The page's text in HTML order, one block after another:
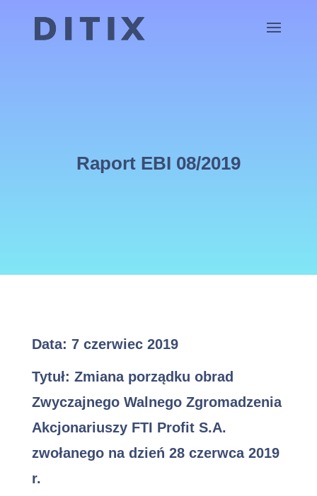
Raport EBI 08/2019
Data: 7 czerwiec 2019
Tytuł: Zmiana porządku obrad
Zwyczajnego Walnego Zgromadzenia
Akcjonariuszy FTI Profit S.A.
zwołanego na dzień 28 czerwca 2019
r.